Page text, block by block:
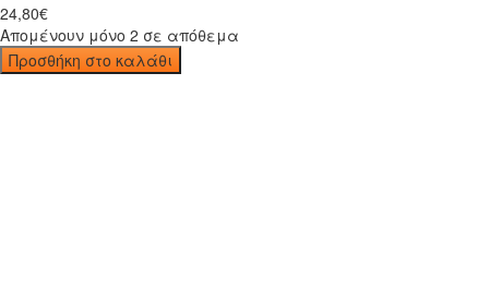
24,80€
Απομένουν μόνο 2 σε απόθεμα
Προσθήκη στο καλάθι